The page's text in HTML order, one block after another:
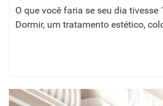
O que você faria se seu dia tivesse
Dormir, um tratamento estético,